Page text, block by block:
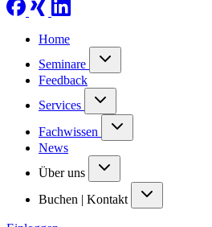
Home
Seminare
Feedback
Services
Fachwissen
News
Über uns
Buchen | Kontakt